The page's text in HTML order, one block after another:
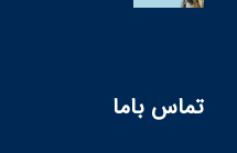
تماس باما